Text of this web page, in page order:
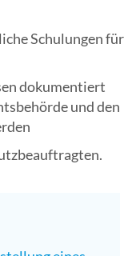
Schulungen für
dokumentiert
und den